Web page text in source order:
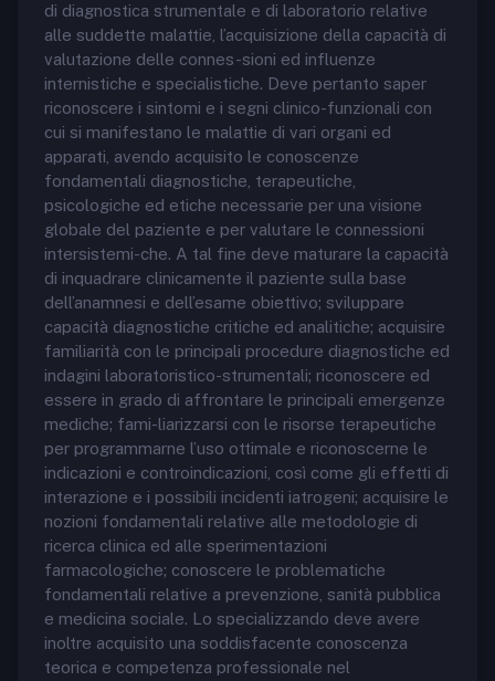
di diagnostica strumentale e di laboratorio relative
alle suddette malattie, l’acquisizione della capacità di
valutazione delle connes-sioni ed influenze
internistiche e specialistiche. Deve pertanto saper
riconoscere i sintomi e i segni clinico-funzionali con
cui si manifestano le malattie di vari organi ed
apparati, avendo acquisito le conoscenze
fondamentali diagnostiche, terapeutiche,
psicologiche ed etiche necessarie per una visione
globale del paziente e per valutare le connessioni
intersistemi-che. A tal fine deve maturare la capacità
di inquadrare clinicamente il paziente sulla base
dell’anamnesi e dell’esame obiettivo; sviluppare
capacità diagnostiche critiche ed analitiche; acquisire
familiarità con le principali procedure diagnostiche ed
indagini laboratoristico-strumentali; riconoscere ed
essere in grado di affrontare le principali emergenze
mediche; fami-liarizzarsi con le risorse terapeutiche
per programmarne l’uso ottimale e riconoscerne le
indicazioni e controindicazioni, così come gli effetti di
interazione e i possibili incidenti iatrogeni; acquisire le
nozioni fondamentali relative alle metodologie di
ricerca clinica ed alle sperimentazioni
farmacologiche; conoscere le problematiche
fondamentali relative a prevenzione, sanità pubblica
e medicina sociale. Lo specializzando deve avere
inoltre acquisito una soddisfacente conoscenza
teorica e competenza professionale nel